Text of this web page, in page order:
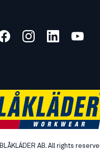
BLÅKLÄDER AB. All rights